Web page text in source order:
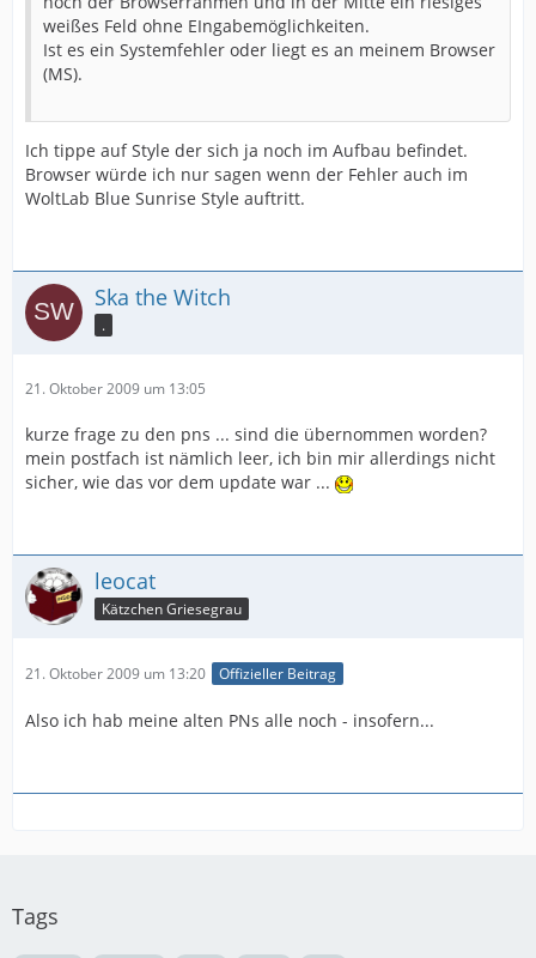
weißes Feld ohne EIngabemöglichkeiten.
Ist es ein Systemfehler oder liegt es an meinem Browser
(MS).
Ich tippe auf Style der sich ja noch im Aufbau befindet.
Browser würde ich nur sagen wenn der Fehler auch im
WoltLab Blue Sunrise Style auftritt.
Ska the Witch
.
21. Oktober 2009 um 13:05
kurze frage zu den pns ... sind die übernommen worden?
mein postfach ist nämlich leer, ich bin mir allerdings nicht
sicher, wie das vor dem update war ...
leocat
Kätzchen Griesegrau
21. Oktober 2009 um 13:20 Offizieller Beitrag
Also ich hab meine alten PNs alle noch - insofern...
Tags